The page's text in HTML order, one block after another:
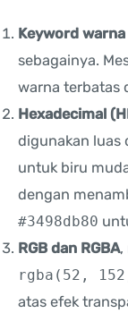
Keyword warna
sebagainya.
warna terbatas
Hexadecimal
digunakan luas
untuk biru
dengan
#3498db80
RGB dan RGBA,
rgba(52,
atas efek